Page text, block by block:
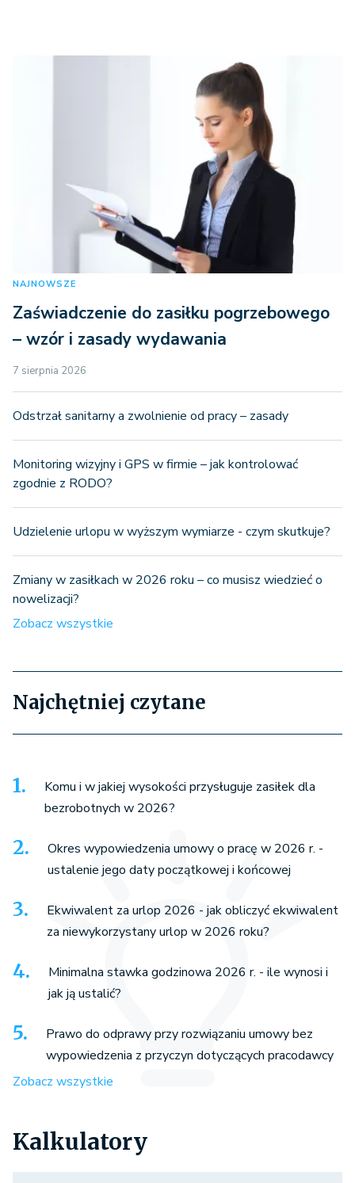
NAJNOWSZE
Zaświadczenie do zasiłku pogrzebowego
– wzór i zasady wydawania
7 sierpnia 2026
Odstrzał sanitarny a zwolnienie od pracy – zasady
Monitoring wizyjny i GPS w firmie – jak kontrolować
zgodnie z RODO?
Udzielenie urlopu w wyższym wymiarze - czym skutkuje?
Zmiany w zasiłkach w 2026 roku – co musisz wiedzieć o
nowelizacji?
Zobacz wszystkie
Najchętniej czytane
Komu i w jakiej wysokości przysługuje zasiłek dla
bezrobotnych w 2026?
Okres wypowiedzenia umowy o pracę w 2026 r. -
ustalenie jego daty początkowej i końcowej
Ekwiwalent za urlop 2026 - jak obliczyć ekwiwalent
za niewykorzystany urlop w 2026 roku?
Minimalna stawka godzinowa 2026 r. - ile wynosi i
jak ją ustalić?
Prawo do odprawy przy rozwiązaniu umowy bez
wypowiedzenia z przyczyn dotyczących pracodawcy
Zobacz wszystkie
Kalkulatory